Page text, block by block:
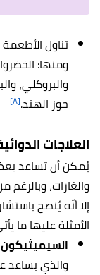
تناول
ومنها:
والبروكلي،
جوز الهند.[٨]
العلاجات
يُمكن أن تساعد
والغازات،
إلا أنّه يُنصح
الأمثلة عليها ما
السيميثيكون
والذي يساعد